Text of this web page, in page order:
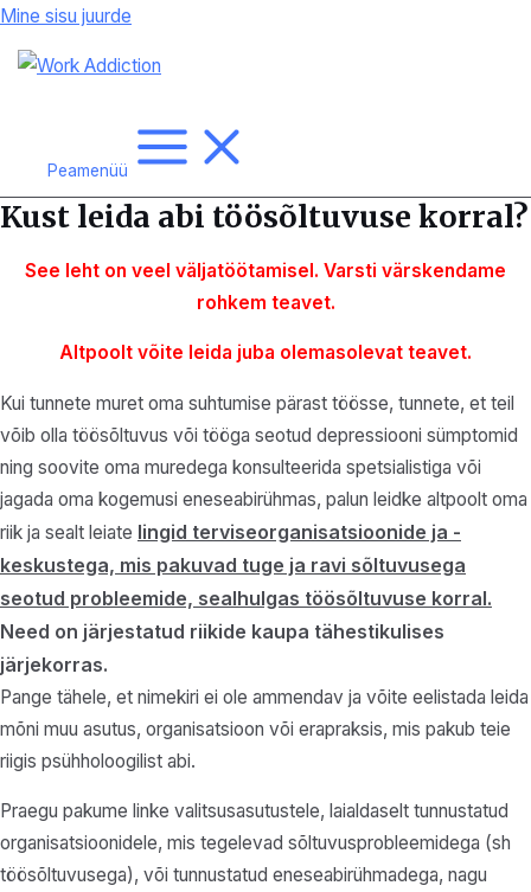
Mine sisu juurde
Peamenüü
Kust leida abi töösõltuvuse korral?
See leht on veel väljatöötamisel. Varsti värskendame
rohkem teavet.
Altpoolt võite leida juba olemasolevat teavet.
Kui tunnete muret oma suhtumise pärast töösse, tunnete, et teil
võib olla töösõltuvus või tööga seotud depressiooni sümptomid
ning soovite oma muredega konsulteerida spetsialistiga või
jagada oma kogemusi eneseabirühmas, palun leidke altpoolt oma
riik ja sealt leiate lingid terviseorganisatsioonide ja -
keskustega, mis pakuvad tuge ja ravi sõltuvusega
seotud probleemide, sealhulgas töösõltuvuse korral.
Need on järjestatud riikide kaupa tähestikulises
järjekorras.
Pange tähele, et nimekiri ei ole ammendav ja võite eelistada leida
mõni muu asutus, organisatsioon või erapraksis, mis pakub teie
riigis psühholoogilist abi.
Praegu pakume linke valitsusasutustele, laialdaselt tunnustatud
organisatsioonidele, mis tegelevad sõltuvusprobleemidega (sh
töösõltuvusega), või tunnustatud eneseabirühmadega, nagu